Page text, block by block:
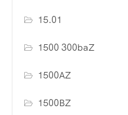
15.01
1500 300baZ
1500AZ
1500BZ